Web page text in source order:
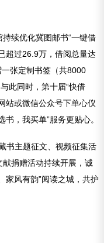
续优化冀图邮书“一键借
超过26.9万，借阅总量达
张定制书签（共8000
此同时，第十届“快借
站或微信公众号下单心仪
，我买单”服务更贴心。
书主题征文、视频征集活
捐赠活动持续开展，诚
家风有韵”阅读之城，共护